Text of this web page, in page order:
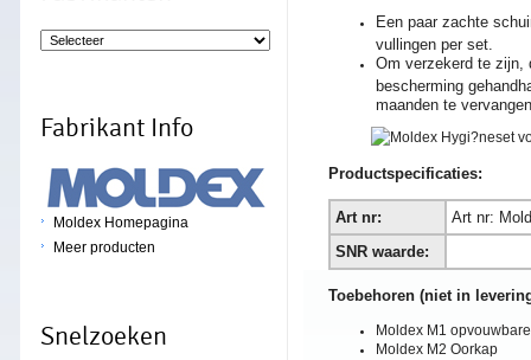
Fabrikant Info
Moldex Homepagina
Meer producten
Snelzoeken
Een paar zachte
vullingen per set.
Om verzekerd te zijn,
bescherming
maanden te
Productspecificaties:
Art nr:
Art nr:
SNR waarde:
Toebehoren (niet in
Moldex M1
Moldex M2 Oorkap